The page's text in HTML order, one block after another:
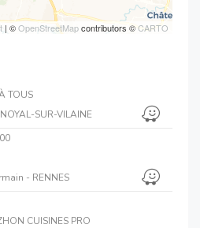
| ©OpenStreetMapcontributors ©CARTO
TOUS
SUR-VILAINE
- RENNES
CUISINES PRO